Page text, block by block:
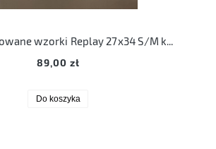
89,00 zł
Do koszyka